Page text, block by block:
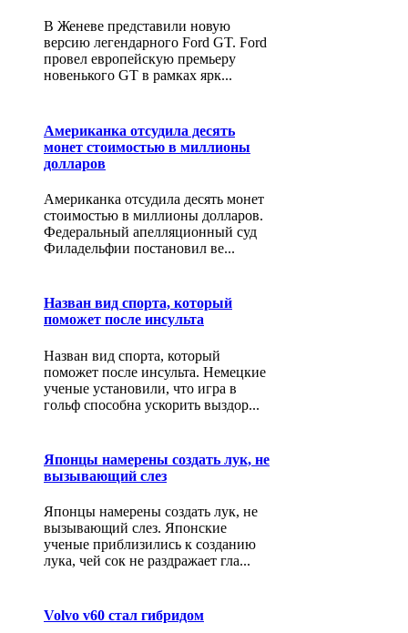
В Женеве представили новую
версию легендарного Ford GT. Ford
провел европейскую премьеру
новенького GT в рамках ярк...
Американка отсудила десять
монет стоимостью в миллионы
долларов
Американка отсудила десять монет
стоимостью в миллионы долларов.
Федеральный апелляционный суд
Филадельфии постановил ве...
Назван вид спорта, который
поможет после инсульта
Назван вид спорта, который
поможет после инсульта. Немецкие
ученые установили, что игра в
гольф способна ускорить выздор...
Японцы намерены создать лук, не
вызывающий слез
Японцы намерены создать лук, не
вызывающий слез. Японские
ученые приблизились к созданию
лука, чей сок не раздражает гла...
Volvo v60 стал гибридом